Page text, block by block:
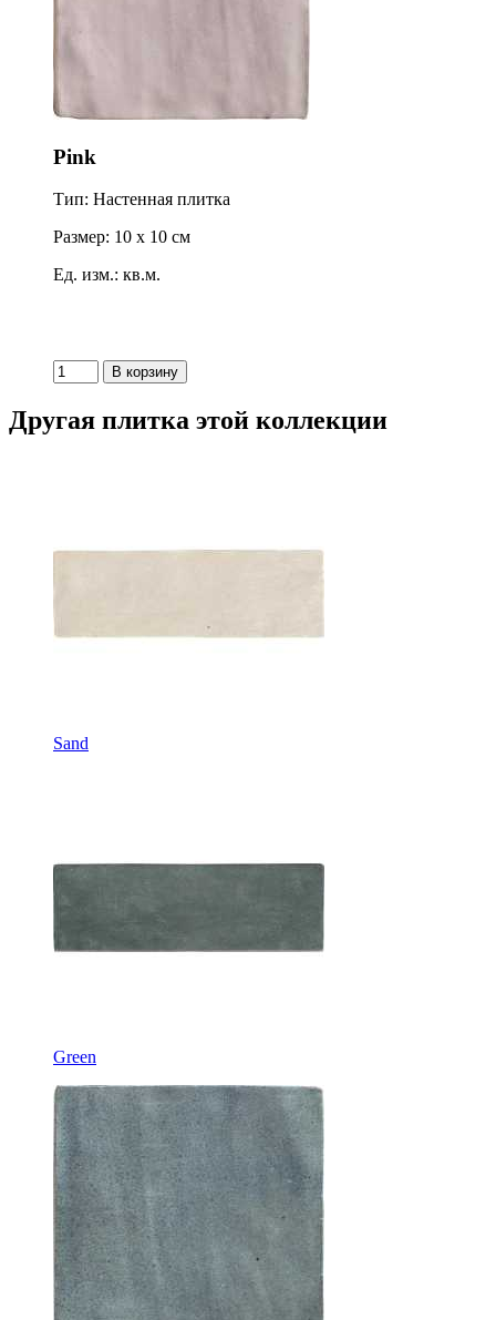
Pink
Тип: Настенная плитка
Размер: 10 x 10 см
Ед. изм.: кв.м.
Другая плитка этой коллекции
Sand
Green